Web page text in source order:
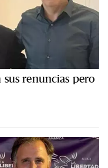
sus renuncias pero